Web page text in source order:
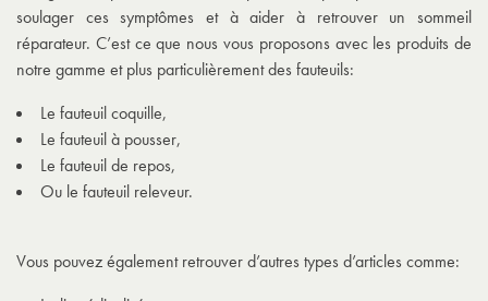
soulager ces symptômes et à aider à retrouver un sommeil
réparateur. C’est ce que nous vous proposons avec les produits de
notre gamme et plus particulièrement des fauteuils:
Le fauteuil coquille,
Le fauteuil à pousser,
Le fauteuil de repos,
Ou le fauteuil releveur.
Vous pouvez également retrouver d’autres types d’articles comme: